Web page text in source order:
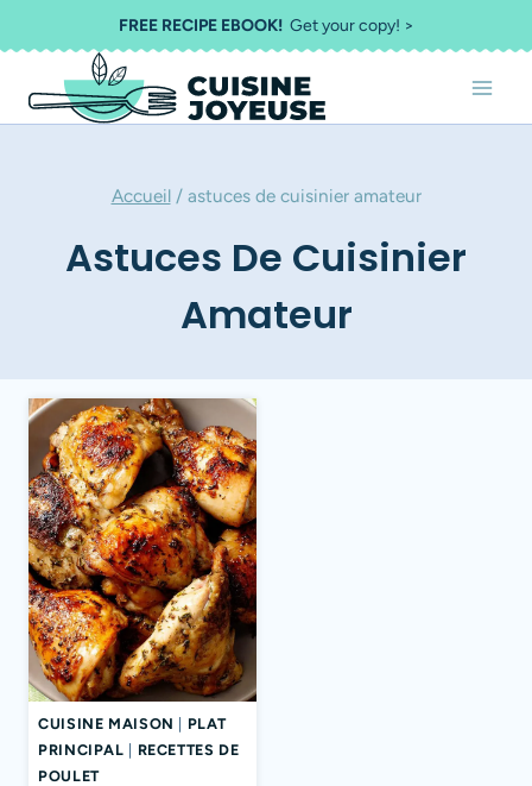
au
contenu
FREE RECIPE EBOOK!Get your copy! >
Accueil / astuces de cuisinier amateur
Astuces De Cuisinier
Amateur
CUISINE MAISON
PLAT
PRINCIPAL
RECETTES DE
POULET